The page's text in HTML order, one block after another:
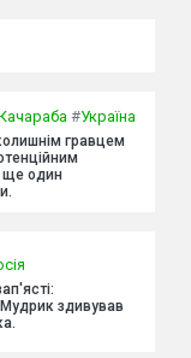
#Україна
гравцем
ще один
здивував